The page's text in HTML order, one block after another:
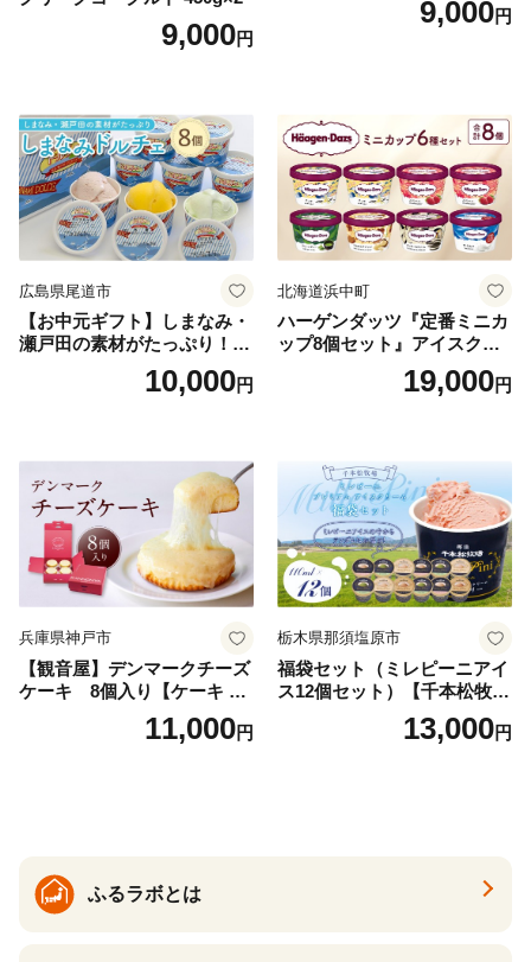
9,000円
9,000円
広島県尾道市
【お中元ギフト】しまなみ・
瀬戸田の素材がたっぷり！ジ
10,000円
北海道浜中町
ハーゲンダッツ『定番ミニカ
ップ8個セット』アイスクリ
ーム アイス スイーツ デザー
19,000円
兵庫県神戸市
【観音屋】デンマークチーズ
ケーキ 8個入り【ケーキ チ
ーズケーキ 人気スイーツ お
すすめスイーツ 神戸スイー
11,000円
栃木県那須塩原市
福袋セット（ミレピーニアイ
ス12個セット）【千本松牧
場】 ns025-014-12 【デザー
ト 詰め合わせ ギフト】
13,000円
ふるラボとは